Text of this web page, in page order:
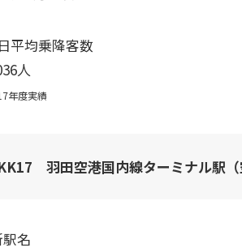
平均乗降客数
人
年度実績
羽田空港国内線ターミナル駅（
名